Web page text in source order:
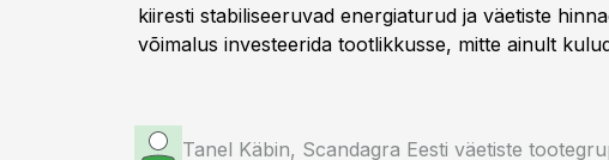
kiiresti stabiliseeruvad energiaturud ja väetiste
võimalus investeerida tootlikkusse, mitte ainult
Tanel Käbin, Scandagra Eesti väetiste